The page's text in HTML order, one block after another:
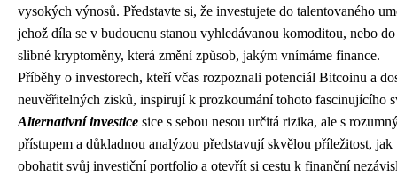
vysokých výnosů. Představte si, že investujete do talentovaného
jehož díla se v budoucnu stanou vyhledávanou komoditou, nebo do
slibné kryptoměny, která změní způsob, jakým vnímáme finance.
Příběhy o investorech, kteří včas rozpoznali potenciál Bitcoinu a
neuvěřitelných zisků, inspirují k prozkoumání tohoto fascinujícího
Alternativní investice sice s sebou nesou určitá rizika, ale s
přístupem a důkladnou analýzou představují skvělou příležitost, jak
obohatit svůj investiční portfolio a otevřít si cestu k finanční